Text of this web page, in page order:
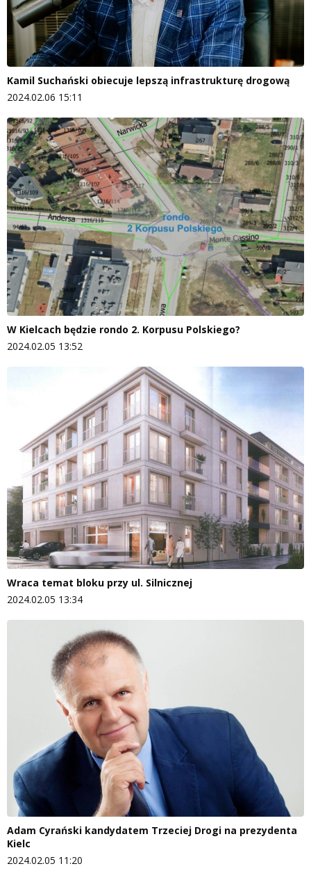
Kamil Suchański obiecuje lepszą infrastrukturę drogową
2024.02.06 15:11
W Kielcach będzie rondo 2. Korpusu Polskiego?
2024.02.05 13:52
Wraca temat bloku przy ul. Silnicznej
2024.02.05 13:34
Adam Cyrański kandydatem Trzeciej Drogi na prezydenta
Kielc
2024.02.05 11:20